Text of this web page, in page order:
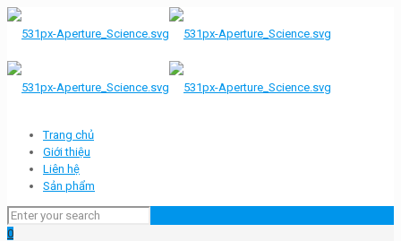
Trang chủ
Giới thiệu
Liên hệ
Sản phẩm
0